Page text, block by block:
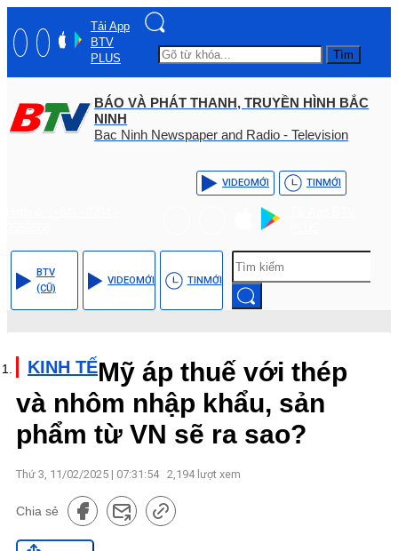
Tải App
BTV
PLUS
Tìm
BÁO VÀ PHÁT THANH, TRUYỀN HÌNH BẮC
NINH
Bac Ninh Newspaper and Radio - Television
VIDEOMỚI TINMỚI
BTV
(CŨ)
VIDEOMỚI TINMỚI
KINH TẾMỹ áp thuế với thép
và nhôm nhập khẩu, sản
phẩm từ VN sẽ ra sao?
Thứ 3, 11/02/2025 | 07:31:54 2,194lượt xem
Chia sẻ